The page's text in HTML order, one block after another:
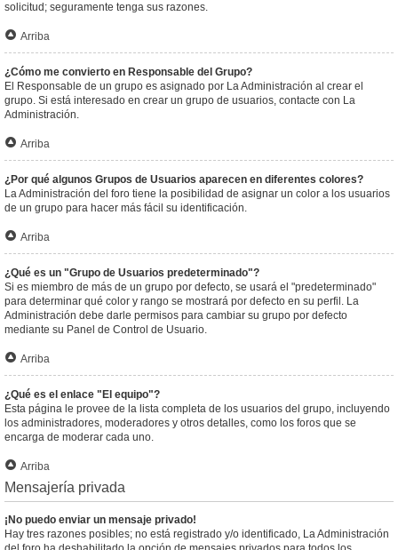
solicitud; seguramente tenga sus razones.
Arriba
¿Cómo me convierto en Responsable del Grupo?
El Responsable de un grupo es asignado por La Administración al crear el
grupo. Si está interesado en crear un grupo de usuarios, contacte con La
Administración.
Arriba
¿Por qué algunos Grupos de Usuarios aparecen en diferentes colores?
La Administración del foro tiene la posibilidad de asignar un color a los usuarios
de un grupo para hacer más fácil su identificación.
Arriba
¿Qué es un "Grupo de Usuarios predeterminado"?
Si es miembro de más de un grupo por defecto, se usará el "predeterminado"
para determinar qué color y rango se mostrará por defecto en su perfil. La
Administración debe darle permisos para cambiar su grupo por defecto
mediante su Panel de Control de Usuario.
Arriba
¿Qué es el enlace "El equipo"?
Esta página le provee de la lista completa de los usuarios del grupo, incluyendo
los administradores, moderadores y otros detalles, como los foros que se
encarga de moderar cada uno.
Arriba
Mensajería privada
¡No puedo enviar un mensaje privado!
Hay tres razones posibles; no está registrado y/o identificado, La Administración